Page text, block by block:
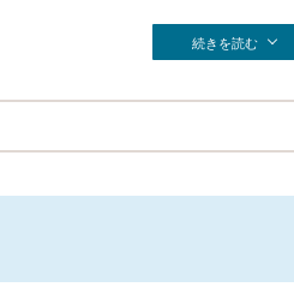
続きを読む